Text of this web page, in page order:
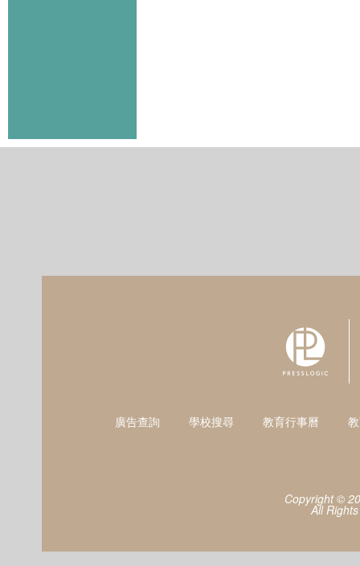
廣告查詢 學校搜尋 教育行事曆
Copyright ©
All